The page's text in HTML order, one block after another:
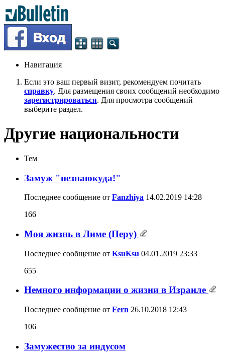
Навигация
Если это ваш первый визит, рекомендуем почитать
справку. Для размещения своих сообщений необходимо
зарегистрироваться. Для просмотра сообщений
выберите раздел.
Другие национальности
Тем
Замуж "незнаюкуда!"
Последнее сообщение от Fanzhiya 14.02.2019 14:28
166
Моя жизнь в Лиме (Перу)
Последнее сообщение от KsuKsu 04.01.2019 23:33
655
Немного информации о жизни в Израиле
Последнее сообщение от Fern 26.10.2018 12:43
106
Замужество за индусом